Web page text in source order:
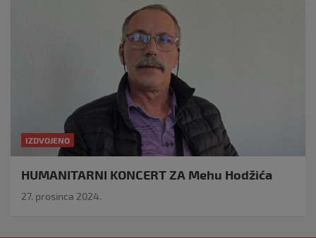
IZDVOJENO
HUMANITARNI KONCERT ZA Mehu Hodžića
27. prosinca 2024.